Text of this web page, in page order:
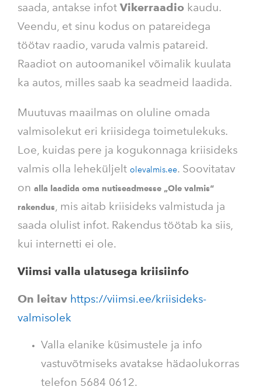
saada, antakse infot Vikerraadio kaudu.
Veendu, et sinu kodus on patareidega
töötav raadio, varuda valmis patareid.
Raadiot on autoomanikel võimalik kuulata
ka autos, milles saab ka seadmeid laadida.
Muutuvas maailmas on oluline omada
valmisolekut eri kriisidega toimetulekuks.
Loe, kuidas pere ja kogukonnaga kriisideks
valmis olla leheküljelt olevalmis.ee. Soovitatav
on alla laadida oma nutiseadmesse „Ole valmis“
rakendus, mis aitab kriisideks valmistuda ja
saada olulist infot. Rakendus töötab ka siis,
kui internetti ei ole.
Viimsi valla ulatusega kriisiinfo
On leitav https://viimsi.ee/kriisideks-
valmisolek
Valla elanike küsimustele ja info
vastuvõtmiseks avatakse hädaolukorras
telefon 5684 0612.